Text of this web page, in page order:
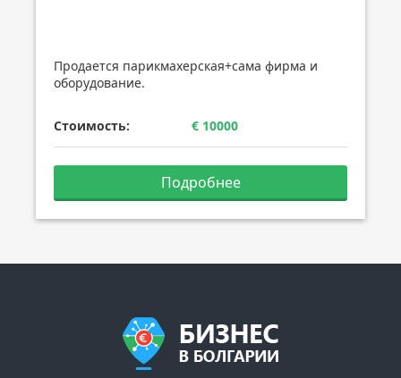
Продается парикмахерская+сама фирма и
оборудование.
Стоимость: € 10000
Подробнее